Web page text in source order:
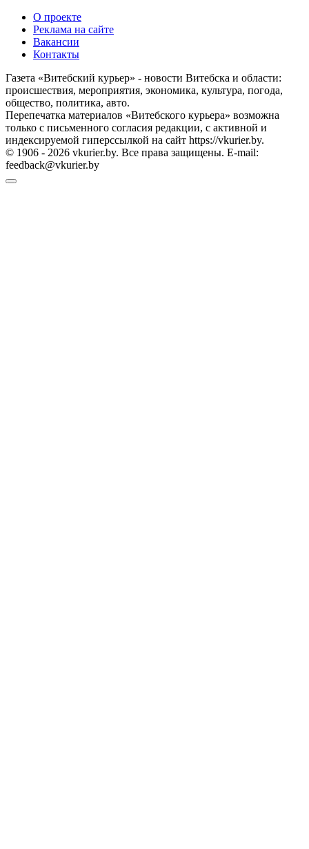
О проекте
Реклама на сайте
Вакансии
Контакты
Газета «Витебский курьер» - новости Витебска и области:
происшествия, мероприятия, экономика, культура, погода,
общество, политика, авто.
Перепечатка материалов «Витебского курьера» возможна
только с письменного согласия редакции, с активной и
индексируемой гиперссылкой на сайт https://vkurier.by.
© 1906 - 2026 vkurier.by. Все права защищены. E-mail:
feedback@vkurier.by